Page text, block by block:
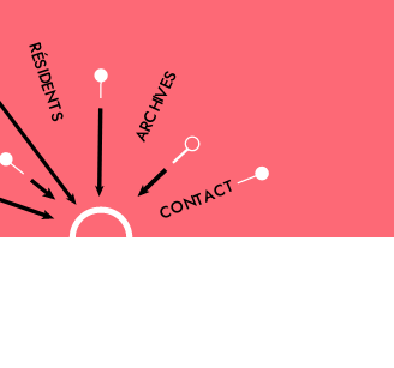
ARCHIVES
CONTACT
RÉSIDENTS